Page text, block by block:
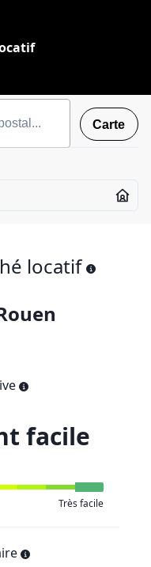
Carte
locatif
facile
Très facile